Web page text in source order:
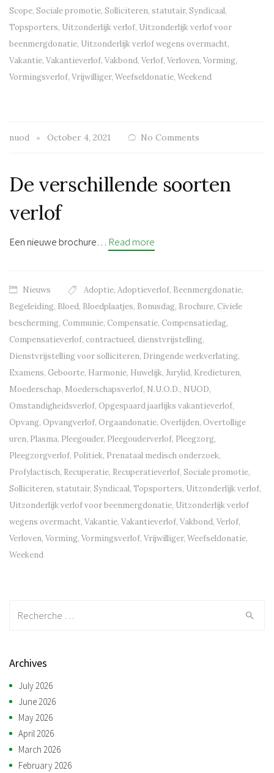
Scope, Sociale promotie, Solliciteren, statutair, Syndicaal,
Topsporters, Uitzonderlijk verlof, Uitzonderlijk verlof voor
beenmergdonatie, Uitzonderlijk verlof wegens overmacht,
Vakantie, Vakantieverlof, Vakbond, Verlof, Verloven, Vorming,
Vormingsverlof, Vrijwilliger, Weefseldonatie, Weekend
nuod October 4, 2021 No Comments
De verschillende soorten
verlof
Een nieuwe brochure… Read more
Nieuws Adoptie, Adoptieverlof, Beenmergdonatie,
Begeleiding, Bloed, Bloedplaatjes, Bonusdag, Brochure, Civiele
bescherming, Communie, Compensatie, Compensatiedag,
Compensatieverlof, contractueel, dienstvrijstelling,
Dienstvrijstelling voor solliciteren, Dringende werkverlating,
Examens, Geboorte, Harmonie, Huwelijk, Jurylid, Kredieturen,
Moederschap, Moederschapsverlof, N.U.O.D., NUOD,
Omstandigheidsverlof, Opgespaard jaarlijks vakantieverlof,
Opvang, Opvangverlof, Orgaandonatie, Overlijden, Overtollige
uren, Plasma, Pleegouder, Pleegouderverlof, Pleegzorg,
Pleegzorgverlof, Politiek, Prenataal medisch onderzoek,
Profylactisch, Recuperatie, Recuperatieverlof, Sociale promotie,
Solliciteren, statutair, Syndicaal, Topsporters, Uitzonderlijk verlof,
Uitzonderlijk verlof voor beenmergdonatie, Uitzonderlijk verlof
wegens overmacht, Vakantie, Vakantieverlof, Vakbond, Verlof,
Verloven, Vorming, Vormingsverlof, Vrijwilliger, Weefseldonatie,
Weekend
Archives
July 2026
June 2026
May 2026
April 2026
March 2026
February 2026